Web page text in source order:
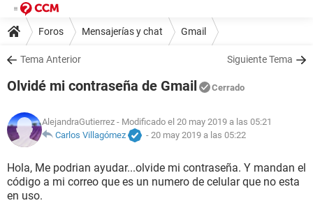
Foros Mensajerías y chat Gmail
Tema Anterior Siguiente Tema
Olvidé mi contraseña de Gmail Cerrado
AlejandraGutierrez - Modificado el 20 may 2019 a las 05:21
Carlos Villagómez
- 20 may 2019 a las 05:22
Hola, Me podrian ayudar...olvide mi contraseña. Y mandan el
código a mi correo que es un numero de celular que no esta
en uso.